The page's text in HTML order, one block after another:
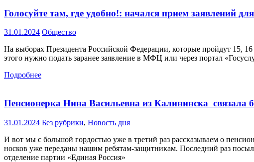
Голосуйте там, где удобно!: начался прием заявлений
31.01.2024 Общество
На выборах Президента Российской Федерации, которые пройдут 15,
этого нужно подать заранее заявление в МФЦ или через портал
Подробнее
Пенсионерка Нина Васильевна из Калининска связала
31.01.2024 Без рубрики, Новость дня
И вот мы с большой гордостью уже в третий раз рассказываем о
носков уже переданы нашим ребятам-защитникам. Последний раз
отделение партии «Единая Россия»